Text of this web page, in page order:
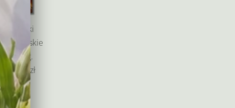
Baryłki
wedlowskie
200 g.
55,00 zł